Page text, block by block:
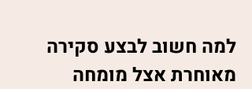
למה חשוב לבצע סקירה
מאוחרת אצל מומחה